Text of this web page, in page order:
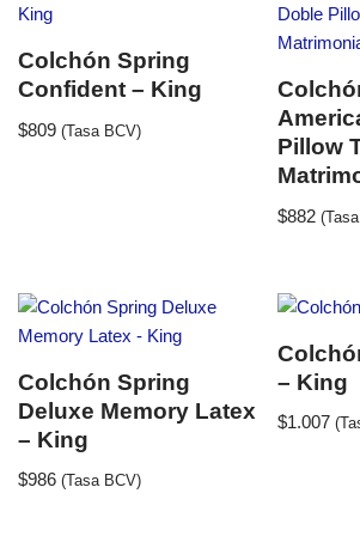
Colchón Spring
Confident – King
$809 (Tasa BCV)
Pillow
$882
Colchón Spring
Deluxe Memory Latex
– King
$986 (Tasa BCV)
– King
$1.007